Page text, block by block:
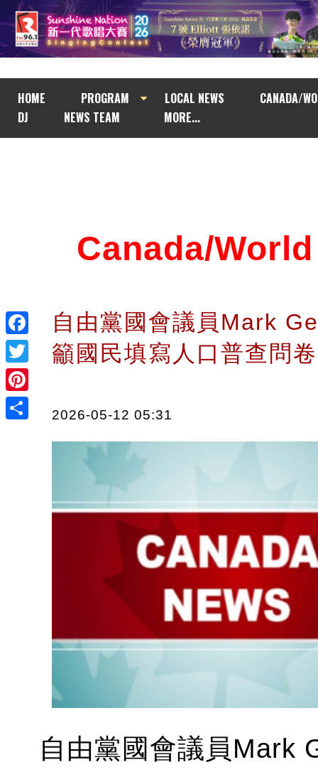
HOME PROGRAM LOCAL NEWS
CANADA/
DJ
NEWS TEAM MORE...
Facebook
Twitter
Pinterest
Canada/
自由黨國會議員Mark
籲國民填寫人口普查問
2026-05-12 05:31
自由黨國會議員Mark